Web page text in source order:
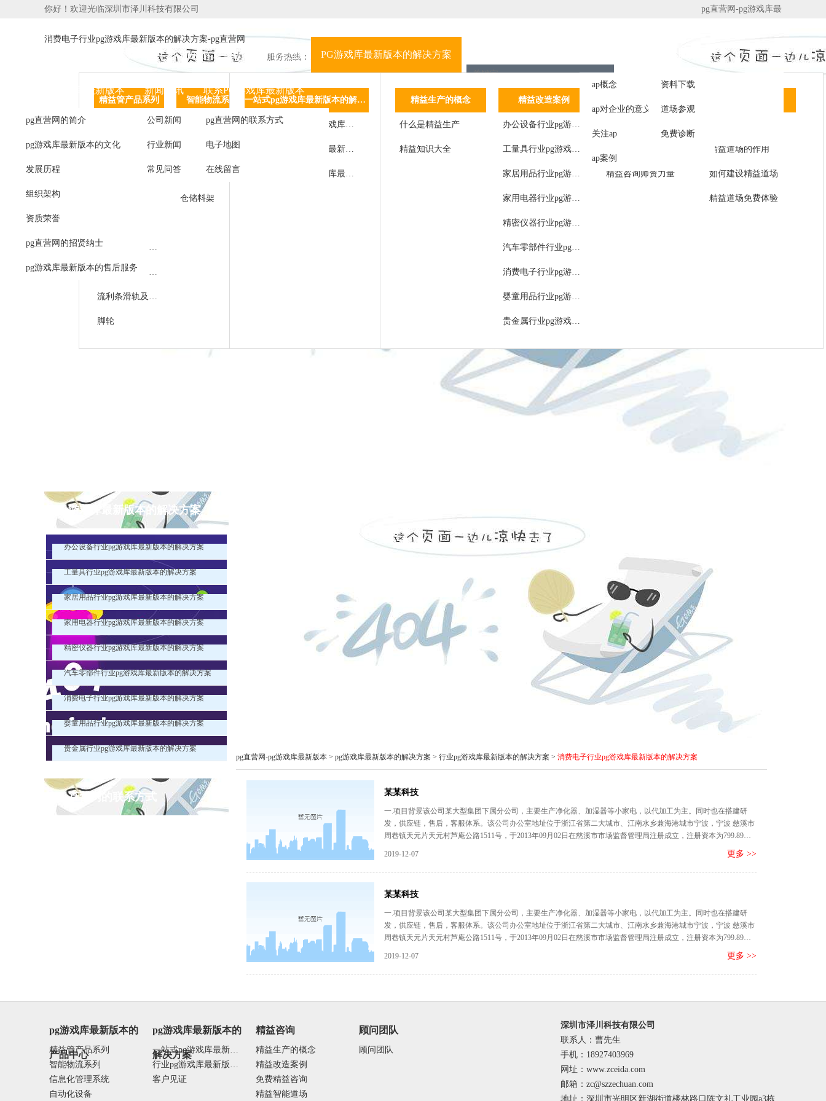
你好！欢迎光临深圳市泽川科技有限公司
pg直营网-pg游戏库最
消费电子行业pg游戏库最新版本的解决方案-pg直营网
服务热线： 18927403969
PG游戏库最新版本的产品中心
精益管产品系列
工作台
精益管接头及辅件
铝合金接头及辅件
流利条滑轨及接头
脚轮
智能物流系列
agv智能
简易自动化
智能仓储
仓储料架
信息化管理系统 自动化设备
非标自动化
智能单机
皮带线
PG游戏库最新版本的解决方案
一站式pg游戏库最新版本的解决方案
精益运营一站式pg游戏库最新版本的解决方案
精益生产线pg游戏库最新版本的解决方案
智能仓储物流pg游戏库最新版本的解决方案
客户见证
标杆客户
客户感言
改进成果
精益生产的概念
什么是精益生产
精益知识大全
精益改造案例
办公设备行业pg游戏库最新版本的解决方案
工量具行业pg游戏库最新版本的解决方案
家居用品行业pg游戏库最新版本的解决方案
家用电器行业pg游戏库最新版本的解决方案
精密仪器行业pg游戏库最新版本的解决方案
汽车零部件行业pg游戏库最新版本的解决方案
消费电子行业pg游戏库最新版本的解决方案
婴童用品行业pg游戏库最新版本的解决方案
贵金属行业pg游戏库最新版本的解决方案
精益咨询师资力量
精益道场的作用
如何建设精益道场
精益道场免费体验
ap概念
ap对企业的意义
关注ap
ap案例
资料下载
道场参观
免费诊断
关于PG游戏库最新版本
pg直营网的简介
pg游戏库最新版本的文化
发展历程
组织架构
资质荣誉
pg直营网的招贤纳士
pg游戏库最新版本的售后服务
新闻资讯
公司新闻
行业新闻
常见问答
联系PG游戏库最新版本
pg直营网的联系方式
电子地图
在线留言
pg游戏库最新版本的解决方案
办公设备行业pg游戏库最新版本的解决方案
工量具行业pg游戏库最新版本的解决方案
家居用品行业pg游戏库最新版本的解决方案
家用电器行业pg游戏库最新版本的解决方案
精密仪器行业pg游戏库最新版本的解决方案
汽车零部件行业pg游戏库最新版本的解决方案
消费电子行业pg游戏库最新版本的解决方案
婴童用品行业pg游戏库最新版本的解决方案
贵金属行业pg游戏库最新版本的解决方案
pg直营网的联系方式
pg直营网-pg游戏库最新版本 > pg游戏库最新版本的解决方案 > 行业pg游戏库最新版本的解决方案 > 消费电子行业pg游戏库最新版本的解决方案
某某科技
一.项目背景该公司某大型集团下属分公司，主要生产净化器、加湿器等小家电，以代加工为主。同时也在搭建研
发，供应链，售后，客服体系。该公司办公室地址位于浙江省第二大城市、江南水乡兼海港城市宁波，宁波 慈溪市
周巷镇天元片天元村芦庵公路1511号，于2013年09月02日在慈溪市市场监督管理局注册成立，注册资本为799.89
2019-12-07 更多 >>
某某科技
一.项目背景该公司某大型集团下属分公司，主要生产净化器、加湿器等小家电，以代加工为主。同时也在搭建研
发，供应链，售后，客服体系。该公司办公室地址位于浙江省第二大城市、江南水乡兼海港城市宁波，宁波 慈溪市
周巷镇天元片天元村芦庵公路1511号，于2013年09月02日在慈溪市市场监督管理局注册成立，注册资本为799.89
2019-12-07 更多 >>
pg游戏库最新版本的
产品中心
精益管产品系列
智能物流系列
信息化管理系统
自动化设备
pg游戏库最新版本的
解决方案
客户见证
精益咨询
精益生产的概念
精益改造案例
免费精益咨询
精益智能道场
顾问团队
顾问团队
深圳市泽川科技有限公司
联系人：曹先生
手机：18927403969
网址：www.zceida.com
邮箱： zc@szzechuan.com
地址：深圳市光明区新湖街道楼林路口陈文礼工业园a3栋